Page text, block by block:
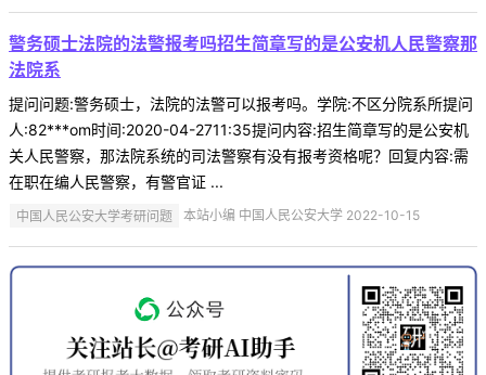
警务硕士法院的法警报考吗招生简章写的是公安机人民警察那
法院系
提问问题:警务硕士，法院的法警可以报考吗。学院:不区分院系所提问
人:82***om时间:2020-04-2711:35提问内容:招生简章写的是公安机
关人民警察，那法院系统的司法警察有没有报考资格呢？回复内容:需
在职在编人民警察，有警官证 ...
中国人民公安大学考研问题 本站小编 中国人民公安大学 2022-10-15